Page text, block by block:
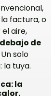
factura, o
aire,
de
Un solo
la tuya.
la